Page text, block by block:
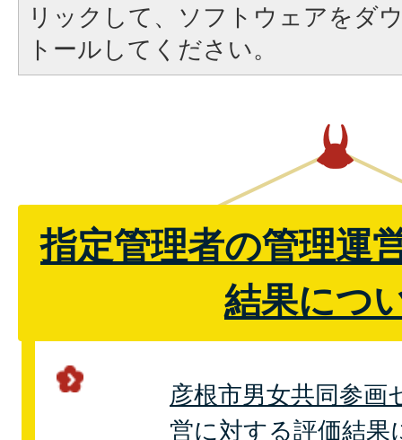
リックして、ソフトウェアをダ
トールしてください。
指定管理者の管理運
結果につ
彦根市男女共同参画
営に対する評価結果